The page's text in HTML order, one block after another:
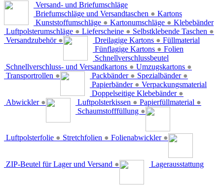
Versand- und Briefumschläge
Briefumschläge und Versandtaschen ●
Kunststoffumschläge ● Kartonumschläge ●
Luftpolsterumschläge ● Lieferscheine ● Selbstklebende Taschen ●
Versandzubehör ●
Kartons
Dreilagige Kartons ●
Fünflagige Kartons ●
Schnellverschluss- und Versandkartons ● Umzugskartons ●
Transportrollen ●
Klebebänder
Packbänder ● Spezialbänder ●
Papierbänder ●
Doppelseitige Klebebänder ●
Abwickler ●
Füllmaterial
Luftpolsterkissen ● Papierfüllmaterial ●
Schaumstofffüllung ●
Folien
Luftpolsterfolie ● Stretchfolien ● Folienabwickler ●
Schnellverschlussbeutel
ZIP-Beutel für Lager und Versand ●
Verpackungsmaterial
Lagerausstattung